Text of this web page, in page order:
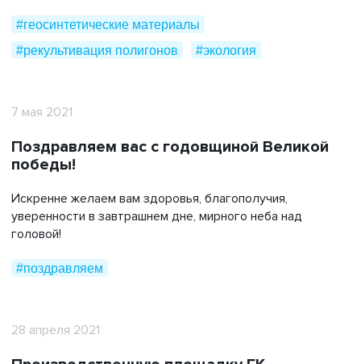
#производство
#рекультивация полигонов
#строительство
#сми о нас
#инженерная защита
#транспортное строительство
#энергетический комплекс
#благотворительность
#геосинтетические материалы
#рекультивация полигонов
#экология
7 мая 2021
Поздравляем вас с годовщиной Великой
победы!
Искренне желаем вам здоровья, благополучия,
уверенности в завтрашнем дне, мирного неба над
головой!
#поздравляем
28 апреля 2021